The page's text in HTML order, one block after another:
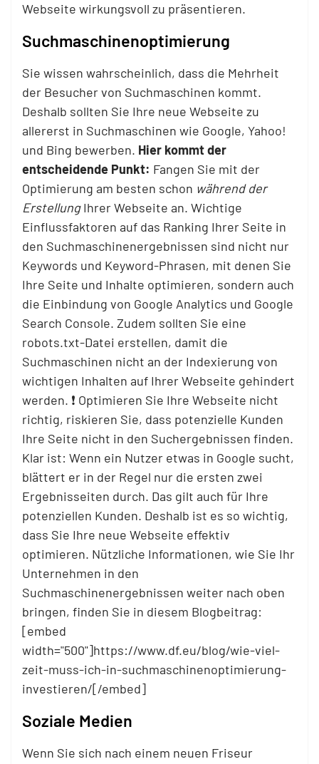
Webseite wirkungsvoll zu präsentieren.
Suchmaschinenoptimierung
Sie wissen wahrscheinlich, dass die Mehrheit
der Besucher von Suchmaschinen kommt.
Deshalb sollten Sie Ihre neue Webseite zu
allererst in Suchmaschinen wie Google, Yahoo!
und Bing bewerben. Hier kommt der
entscheidende Punkt: Fangen Sie mit der
Optimierung am besten schon während der
ErstellungIhrer Webseite an. Wichtige
Einflussfaktoren auf das Ranking Ihrer Seite in
den Suchmaschinenergebnissen sind nicht nur
Keywords und Keyword-Phrasen, mit denen Sie
Ihre Seite und Inhalte optimieren, sondern auch
die Einbindung von Google Analytics und Google
Search Console. Zudem sollten Sie eine
robots.txt-Datei erstellen, damit die
Suchmaschinen nicht an der Indexierung von
wichtigen Inhalten auf Ihrer Webseite gehindert
werden. ❗ Optimieren Sie Ihre Webseite nicht
richtig, riskieren Sie, dass potenzielle Kunden
Ihre Seite nicht in den Suchergebnissen finden.
Klar ist: Wenn ein Nutzer etwas in Google sucht,
blättert er in der Regel nur die ersten zwei
Ergebnisseiten durch. Das gilt auch für Ihre
potenziellen Kunden. Deshalb ist es so wichtig,
dass Sie Ihre neue Webseite effektiv
optimieren. Nützliche Informationen, wie Sie Ihr
Unternehmen in den
Suchmaschinenergebnissen weiter nach oben
bringen, finden Sie in diesem Blogbeitrag:
[embed
width="500"]https://www.df.eu/blog/wie-viel-
zeit-muss-ich-in-suchmaschinenoptimierung-
investieren/[/embed]
Soziale Medien
Wenn Sie sich nach einem neuen Friseur